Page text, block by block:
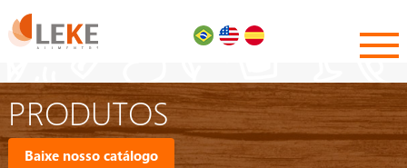
PRODUTOS
Baixe nosso catálogo